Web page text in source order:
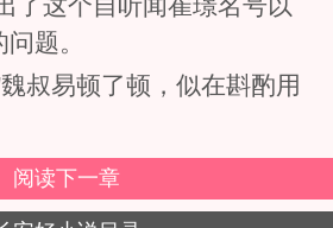
题。
叔易顿了顿，似在斟酌用
阅读下一章